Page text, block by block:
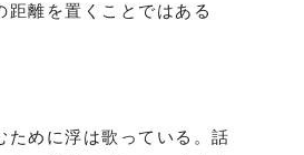
離を置くことではある
ために浮は歌っている。話